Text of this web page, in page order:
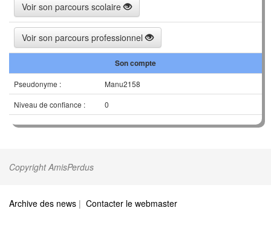
Voir son parcours scolaire
Voir son parcours professionnel
Son compte
Pseudonyme :
Manu2158
Niveau de confiance :
0
Copyright AmisPerdus
Archive des news | Contacter le webmaster